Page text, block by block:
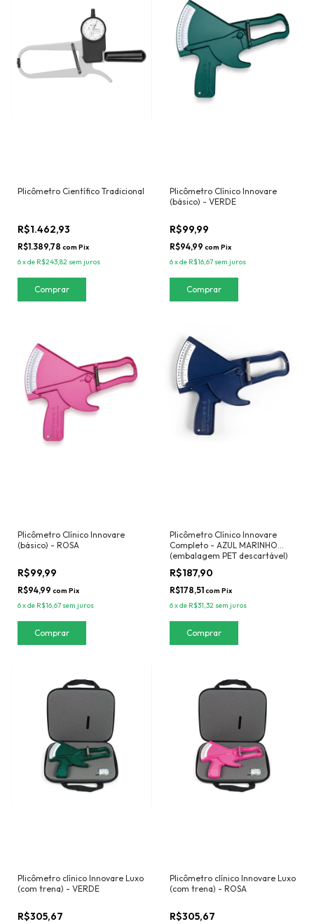
Plicômetro Científico Tradicional
R$1.462,93
R$1.389,78 com Pix
6xde R$243,82 sem juros
Plicômetro Clínico Innovare
(básico) - VERDE
R$99,99
R$94,99 com Pix
6xde R$16,67 sem juros
Plicômetro Clínico Innovare
(básico) - ROSA
R$99,99
R$94,99 com Pix
6xde R$16,67 sem juros
Plicômetro Clínico Innovare
Completo - AZUL MARINHO
(embalagem PET descartável)
R$187,90
R$178,51com Pix
6xde R$31,32 sem juros
Plicômetro clínico Innovare Luxo
(com trena) - VERDE
R$305,67
Plicômetro clínico Innovare Luxo
(com trena) - ROSA
R$305,67